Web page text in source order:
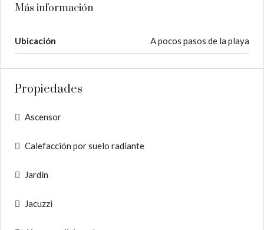
Más información
Ubicación A pocos pasos de la playa
Propiedades
Ascensor
Calefacción por suelo radiante
Jardín
Jacuzzi